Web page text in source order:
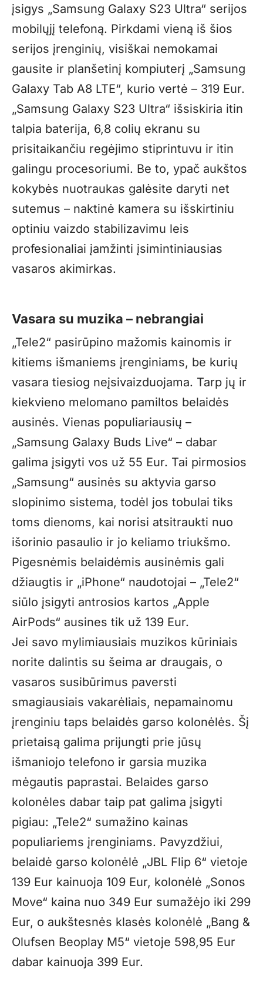
įsigys „Samsung Galaxy S23 Ultra“ serijos
mobilųjį telefoną. Pirkdami vieną iš šios
serijos įrenginių, visiškai nemokamai
gausite ir planšetinį kompiuterį „Samsung
Galaxy Tab A8 LTE“, kurio vertė – 319 Eur.
„Samsung Galaxy S23 Ultra“ išsiskiria itin
talpia baterija, 6,8 colių ekranu su
prisitaikančiu regėjimo stiprintuvu ir itin
galingu procesoriumi. Be to, ypač aukštos
kokybės nuotraukas galėsite daryti net
sutemus – naktinė kamera su išskirtiniu
optiniu vaizdo stabilizavimu leis
profesionaliai įamžinti įsimintiniausias
vasaros akimirkas.
Vasara su muzika – nebrangiai
„Tele2“ pasirūpino mažomis kainomis ir
kitiems išmaniems įrenginiams, be kurių
vasara tiesiog neįsivaizduojama. Tarp jų ir
kiekvieno melomano pamiltos belaidės
ausinės. Vienas populiariausių –
„Samsung Galaxy Buds Live“ – dabar
galima įsigyti vos už 55 Eur. Tai pirmosios
„Samsung“ ausinės su aktyvia garso
slopinimo sistema, todėl jos tobulai tiks
toms dienoms, kai norisi atsitraukti nuo
išorinio pasaulio ir jo keliamo triukšmo.
Pigesnėmis belaidėmis ausinėmis gali
džiaugtis ir „iPhone“ naudotojai – „Tele2“
siūlo įsigyti antrosios kartos „Apple
AirPods“ ausines tik už 139 Eur.
Jei savo mylimiausiais muzikos kūriniais
norite dalintis su šeima ar draugais, o
vasaros susibūrimus paversti
smagiausiais vakarėliais, nepamainomu
įrenginiu taps belaidės garso kolonėlės. Šį
prietaisą galima prijungti prie jūsų
išmaniojo telefono ir garsia muzika
mėgautis paprastai. Belaides garso
kolonėles dabar taip pat galima įsigyti
pigiau: „Tele2“ sumažino kainas
populiariems įrenginiams. Pavyzdžiui,
belaidė garso kolonėlė „JBL Flip 6“ vietoje
139 Eur kainuoja 109 Eur, kolonėlė „Sonos
Move“ kaina nuo 349 Eur sumažėjo iki 299
Eur, o aukštesnės klasės kolonėlė „Bang &
Olufsen Beoplay M5“ vietoje 598,95 Eur
dabar kainuoja 399 Eur.